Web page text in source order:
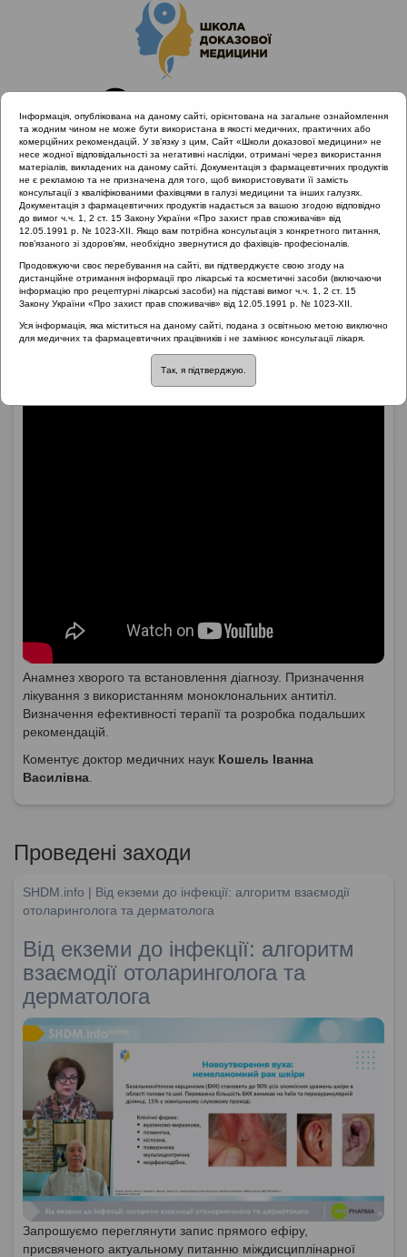
Головна
Матеріали за МКХ-11
12 Хвороби органів дихання
Клінічний випадок: аспіринова тріада
Клінічний випадок:
аспіринова тріада
Анамнез хворого та встановлення діагнозу. Призначення
лікування з використанням моноклональних антитіл.
Визначення ефективності терапії та розробка подальших
рекомендацій.
Коментує доктор медичних наук Кошель Іванна
Василівна
Проведені заходи
SHDM.info | Від екземи до інфекції: алгоритм взаємодії
отоларинголога та дерматолога
Від екземи до інфекції: алгоритм
взаємодії отоларинголога та
дерматолога
Запрошуємо переглянути запис прямого ефіру,
присвяченого актуальному питанню міждисциплінарної
Інформація, опублікована на даному сайті, орієнтована на загальне ознайомлення
та жодним чином не може бути використана в якості медичних, практичних або
комерційних рекомендацій. У зв’язку з цим, Сайт «Школи доказової медицини» не
несе жодної відповідальності за негативні наслідки, отримані через використання
матеріалів, викладених на даному сайті. Документація з фармацевтичних продуктів
не є рекламою та не призначена для того, щоб використовувати її замість
консультації з кваліфікованими фахівцями в галузі медицини та інших галузях.
Документація з фармацевтичних продуктів надається за вашою згодою відповідно
до вимог ч.ч. 1, 2 ст. 15 Закону України «Про захист прав споживачів» від
12.05.1991 р. № 1023-XII. Якщо вам потрібна консультація з конкретного питання,
пов’язаного зі здоров’ям, необхідно звернутися до фахівців- професіоналів.
Продовжуючи своє перебування на сайті, ви підтверджуєте свою згоду на
дистанційне отримання інформації про лікарські та косметичні засоби (включаючи
інформацію про рецептурні лікарські засоби) на підставі вимог ч.ч. 1, 2 ст. 15
Закону України «Про захист прав споживачів» від 12.05.1991 р. № 1023-XII.
Уся інформація, яка міститься на даному сайті, подана з освітньою метою виключно
для медичних та фармацевтичних працівників і не замінює консультації лікаря.
Так, я підтверджую.